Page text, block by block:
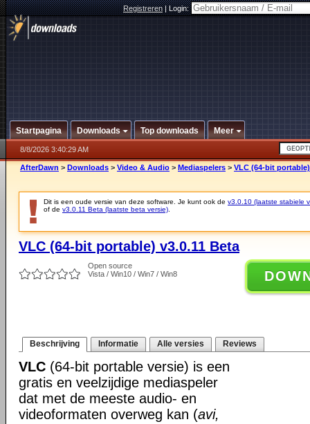
Registreren|Login:
Startpagina Downloads Top downloads Meer
8/8/2026 3:40:29 AM
AfterDawn > Downloads > Video & Audio > Mediaspelers > VLC (64-bit
Dit is een oude versie van deze software. Je kunt ook de v3.0.10 (laatste stabiele
of de v3.0.11 Beta (laatste beta versie)
VLC (64-bit portable) v3.0.11 Beta
Open source
Vista / Win10 / Win7 / Win8
Beschrijving Informatie Alle versies Reviews
VLC (64-bit portable versie) is een
gratis en veelzijdige mediaspeler
dat met de meeste audio- en
videoformaten overweg kan (avi,